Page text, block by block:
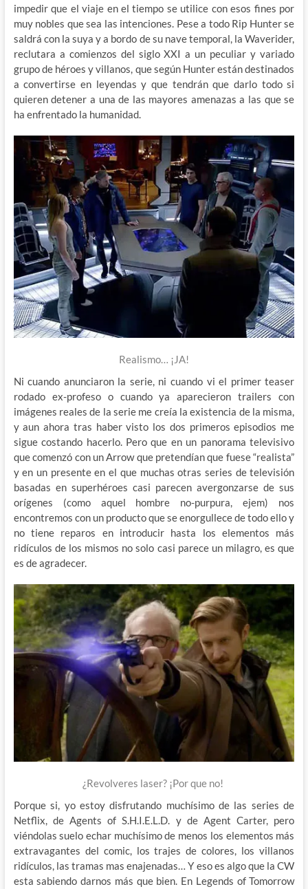
impedir que el viaje en el tiempo se utilice con esos fines por
muy nobles que sea las intenciones. Pese a todo Rip Hunter se
saldrá con la suya y a bordo de su nave temporal, la Waverider,
reclutara a comienzos del siglo XXI a un peculiar y variado
grupo de héroes y villanos, que según Hunter están destinados
a convertirse en leyendas y que tendrán que darlo todo si
quieren detener a una de las mayores amenazas a las que se
ha enfrentado la humanidad.
Realismo… ¡JA!
Ni cuando anunciaron la serie, ni cuando vi el primer teaser
rodado ex-profeso o cuando ya aparecieron trailers con
imágenes reales de la serie me creía la existencia de la misma,
y aun ahora tras haber visto los dos primeros episodios me
sigue costando hacerlo. Pero que en un panorama televisivo
que comenzó con un Arrow que pretendían que fuese “realista”
y en un presente en el que muchas otras series de televisión
basadas en superhéroes casi parecen avergonzarse de sus
orígenes (como aquel hombre no-purpura, ejem) nos
encontremos con un producto que se enorgullece de todo ello y
no tiene reparos en introducir hasta los elementos más
ridículos de los mismos no solo casi parece un milagro, es que
es de agradecer.
¿Revolveres laser? ¡Por que no!
Porque si, yo estoy disfrutando muchísimo de las series de
Netflix, de Agents of S.H.I.E.L.D. y de Agent Carter, pero
viéndolas suelo echar muchísimo de menos los elementos más
extravagantes del comic, los trajes de colores, los villanos
ridículos, las tramas mas enajenadas… Y eso es algo que la CW
esta sabiendo darnos más que bien. En Legends of Tomorrow